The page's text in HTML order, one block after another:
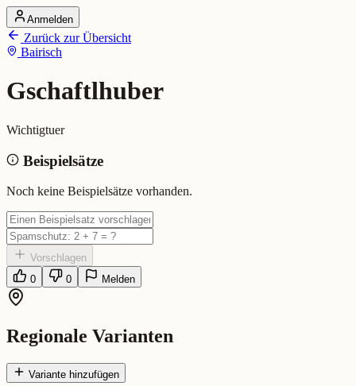
Startseite
Alle Dialekte
Dialekte vergleichen
Dialekt-Karte
Ranking
Gschaftlhuber (Bairisch)
Bedeutung:Wichtigtuer
Anmelden
Zurück zur Übersicht
Bairisch
Gschaftlhuber
Wichtigtuer
Beispielsätze
Noch keine Beispielsätze vorhanden.
Vorschlagen
0
0 Melden
Regionale Varianten
Variante hinzufügen